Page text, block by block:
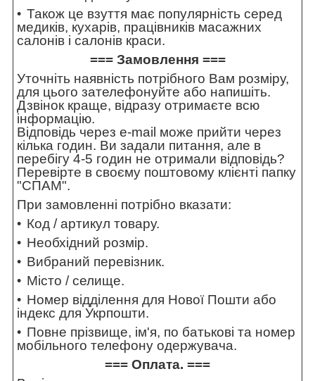
Також це взуття має популярність серед
медиків, кухарів, працівників масажних
салонів і салонів краси.
=== Замовлення ===
Уточніть наявність потрібного Вам розміру,
для цього зателефонуйте або напишіть.
Дзвінок краще, відразу отримаєте всю
інформацію.
Відповідь через e-mail може прийти через
кілька годин. Ви задали питання, але в
перебігу 4-5 годин не отримали відповідь?
Перевірте в своєму поштовому клієнті папку
"СПАМ".
При замовленні потрібно вказати:
Код / артикул товару.
Необхідний розмір.
Вибраний перевізник.
Місто / селище.
Номер відділення для Нової Пошти або
індекс для Укрпошти.
Повне прізвище, ім'я, по батькові та номер
мобільного телефону одержувача.
=== Оплата. ===